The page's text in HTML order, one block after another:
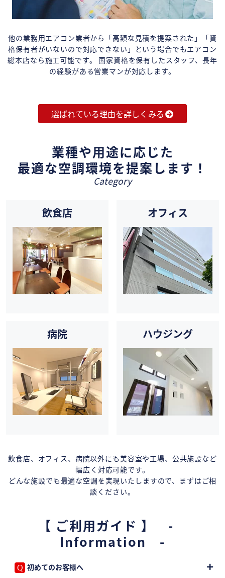
他の業務用エアコン業者から「高額な見積を提案された」「資
格保有者がいないので対応できない」という場合でもエアコン
総本店なら施工可能です。 国家資格を保有したスタッフ、長年
の経験がある営業マンが対応します。
選ばれている理由を詳しくみる
業種や用途に応じた
最適な空調環境を提案します！
Category
飲食店 オフィス
病院 ハウジング
飲食店、オフィス、病院以外にも美容室や工場、公共施設など
幅広く対応可能です。
どんな施設でも最適な空調を実現いたしますので、まずはご相
談ください。
【 ご利用ガイド 】 -
Information -
初めてのお客様へ